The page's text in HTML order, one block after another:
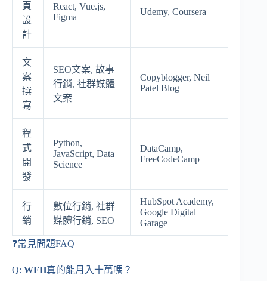
頁
設
計
React, Vue.js,
Figma
Udemy, Coursera
文
案
撰
寫
SEO文案, 故事
行銷, 社群媒體
文案
Copyblogger, Neil
Patel Blog
程
式
開
發
Python,
JavaScript, Data
Science
DataCamp,
FreeCodeCamp
行
銷
數位行銷, 社群
媒體行銷, SEO
HubSpot Academy,
Google Digital
Garage
❓常見問題FAQ
Q: WFH真的能月入十萬嗎？